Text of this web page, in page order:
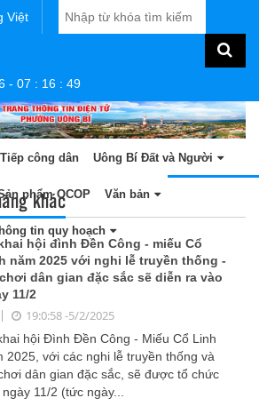
Việt
- 07 : 16 : 49
Tiếp công dân Uông Bí Đất và Người
phẩm OCOP Văn bản
tin quy hoạch
khác
hội đình Đền Công - miếu Cổ
năm 2025 với nghi lễ truyền thống -
dân gian đặc sắc sẽ diễn ra vào
11/2
19:0:58 -5/2/2025
hội Đình Đền Công - Miếu Cổ Linh
2025, với các nghi lễ truyền thống và
dân gian đặc sắc, sẽ được tổ chức
11/2 (tức ngày...